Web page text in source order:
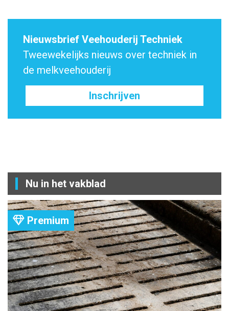
Nieuwsbrief Veehouderij Techniek
Tweewekelijks nieuws over techniek in
de melkveehouderij
Inschrijven
Nu in het vakblad
Premium